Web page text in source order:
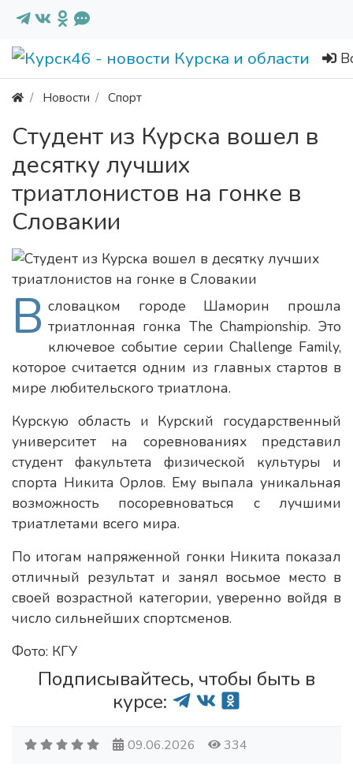
Новости Спорт
Студент из Курска вошел в
десятку лучших
триатлонистов на гонке в
Словакии
В словацком городе Шаморин прошла
триатлонная гонка The Championship. Это
ключевое событие серии Challenge Family,
которое считается одним из главных стартов в
мире любительского триатлона.
Курскую область и Курский государственный
университет на соревнованиях представил
студент факультета физической культуры и
спорта Никита Орлов. Ему выпала уникальная
возможность посоревноваться с лучшими
триатлетами всего мира.
По итогам напряженной гонки Никита показал
отличный результат и занял восьмое место в
своей возрастной категории, уверенно войдя в
число сильнейших спортсменов.
Фото: КГУ
Подписывайтесь, чтобы быть в
курсе:
09.06.2026 334